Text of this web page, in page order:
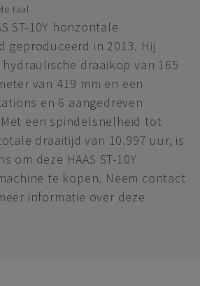
taal
ST-10Y horizontale
geproduceerd in 2013. Hij
draaikop van 165
van 419 mm en een
en 6 aangedreven
een spindelsnelheid tot
draaitijd van 10.997 uur, is
om deze HAAS ST-10Y
te kopen. Neem contact
informatie over deze